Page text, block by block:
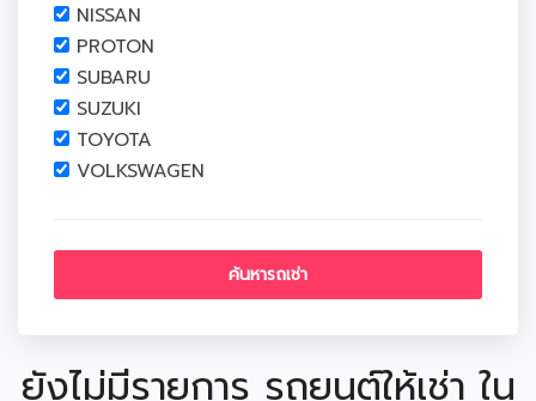
NISSAN
PROTON
SUBARU
SUZUKI
TOYOTA
VOLKSWAGEN
ยังไม่มีรายการ รถยนต์ให้เช่า ใน